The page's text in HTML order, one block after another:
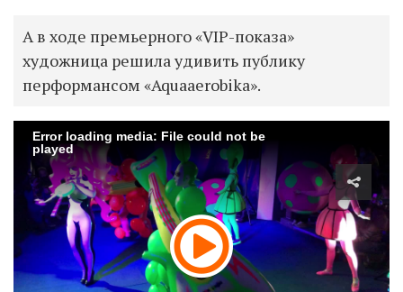
А в ходе премьерного «VIP-показа»
художница решила удивить публику
перформансом «Aquaaerobika».
Error loading media: File could not be
played